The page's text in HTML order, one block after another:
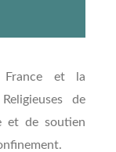
France et la
de
et de soutien